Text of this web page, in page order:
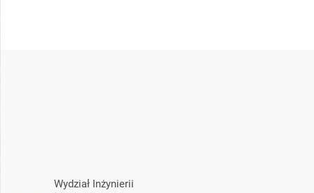
Wydział Inżynierii